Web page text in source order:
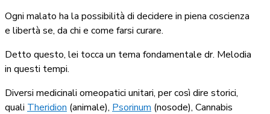
Ogni malato ha la possibilità di decidere in piena coscienza
e libertà se, da chi e come farsi curare.
Detto questo, lei tocca un tema fondamentale dr. Melodia
in questi tempi.
Diversi medicinali omeopatici unitari, per così dire storici,
quali Theridion (animale), Psorinum (nosode), Cannabis